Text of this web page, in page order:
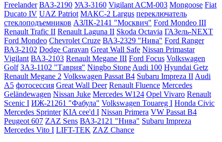
Freelander ВАЗ-2190 УАЗ-3160 Vigilant ACM-003 Mongoose Fiat
Ducato IV UAZ Patriot МАКС-2 Largus переключатель
стеклоподъемников АЗЛК-2141 "Москвич" Ford Mondeo III
Renault Trafic II Renault Laguna II Skoda Octavia ГАЗель-NEXT
Ford Mondeo Chevrolet Cruze ВАЗ-2329 "Нива" Ford Ranger
ВАЗ-2102 Dodge Caravan Great Wall Safe Nissan Primastar
Vigilant ВАЗ-2103 Renault Megane III Ford Focus Volkswagen
Golf ЗАЗ-1102 "Таврия" Ningbo Stone Audi 100 Hyundai Getz
Renault Megane 2 Volkswagen Passat B4 Subaru Impreza II Audi
A5 фотосессия Great Wall Deer Renault Fluence Mercedes
Geländewagen Nissan Juke Mercedes W124 Opel Vivaro Renault
Scenic I ИЖ-21261 "Фабула" Volkswagen Touareg I Honda Civic
Mercedes Sprinter KIA cee'd I Nissan Primera VW Passat B4
Peugeot 607 ZAZ Sens ВАЗ-2121 "Нива" Subaru Impreza
Mercedes Vito I LIFT-TEK ZAZ Chance